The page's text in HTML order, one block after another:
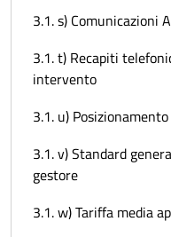
3.1. s) Comunicazioni
3.1. t) Recapiti
intervento
3.1. u)
3.1. v) Standard
gestore
3.1. w) Tariffa media